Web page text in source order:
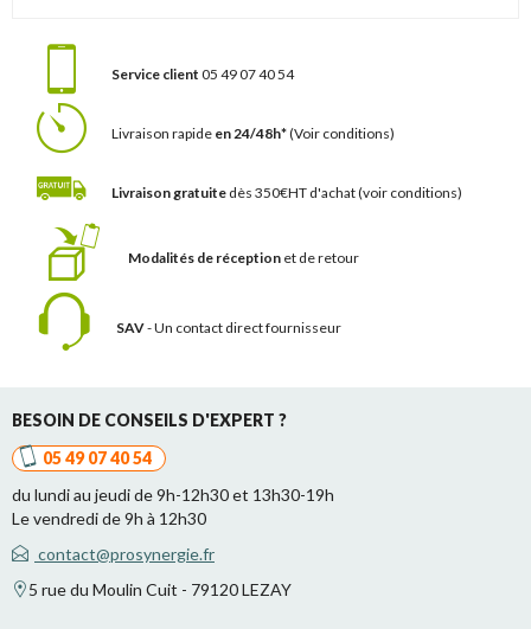
Service client 05 49 07 40 54
Livraison rapide en 24/48h*(Voir conditions)
Livraison gratuite dès 350€HT d'achat(voir conditions)
Modalités de réception et de retour
SAV- Un contact direct fournisseur
BESOIN DE CONSEILS D'EXPERT ?
05 49 07 40 54
du lundi au jeudi de 9h-12h30 et 13h30-19h
Le vendredi de 9h à 12h30
contact@prosynergie.fr
5 rue du Moulin Cuit - 79120 LEZAY